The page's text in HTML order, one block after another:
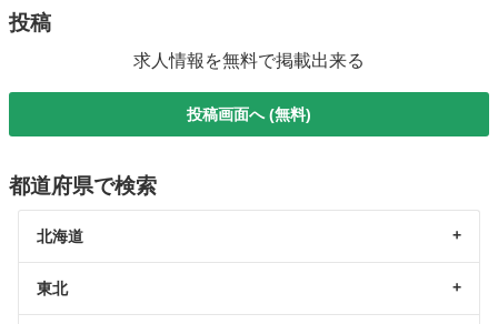
投稿
求人情報を無料で掲載出来る
投稿画面へ (無料)
都道府県で検索
北海道
東北